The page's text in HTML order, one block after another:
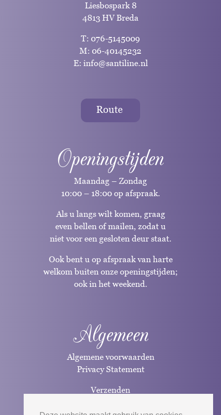
Liesbospark 8
4813 HV Breda
T: 076-5145009
M: 06-40145232
E: info@santiline.nl
Route
Openingstijden
Maandag – Zondag
10:00 – 18:00 op afspraak.
Als u langs wilt komen, graag
even bellen of mailen, zodat u
niet voor een gesloten deur staat.
Ook bent u op afspraak van harte
welkom buiten onze openingstijden;
ook in het weekend.
Algemeen
Algemene voorwaarden
Privacy Statement
Verzenden